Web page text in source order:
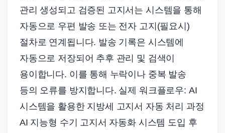
관리 생성되고 검증된 고지서는 시스템을 통해
자동으로 우편 발송 또는 전자 고지(필요시)
절차로 연계됩니다. 발송 기록은 시스템에
자동으로 저장되어 추후 관리 및 검색이
용이합니다. 이를 통해 누락이나 중복 발송
등의 오류를 방지합니다. 실제 워크플로우: AI
시스템을 활용한 지방세 고지서 자동 처리 과정
AI 지능형 수기 고지서 자동화 시스템 도입 후